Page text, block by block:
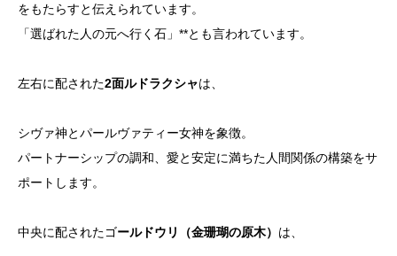
をもたらすと伝えられています。
「選ばれた人の元へ行く石」**とも言われています。
左右に配された2面ルドラクシャは、
シヴァ神とパールヴァティー女神を象徴。
パートナーシップの調和、愛と安定に満ちた人間関係の構築をサ
ポートします。
中央に配されたゴールドウリ（金珊瑚の原木） は、